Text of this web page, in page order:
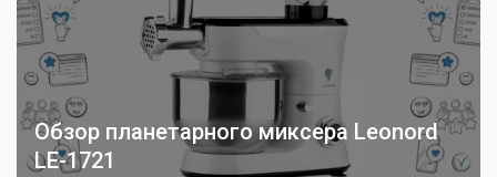
Обзор планетарного миксера Leonord
LE-1721